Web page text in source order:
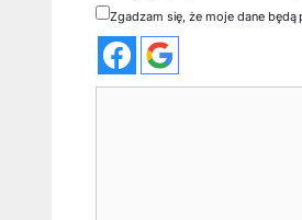
Zgadzam się, że moje dane